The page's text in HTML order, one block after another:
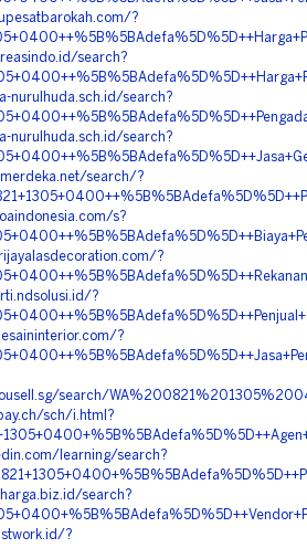
?
search?
nurulhuda.sch.id/search?
nurulhuda.sch.id/search?
search/?
s?
?
?
?
search/
sch/i.html?
learning/search?
search?
?